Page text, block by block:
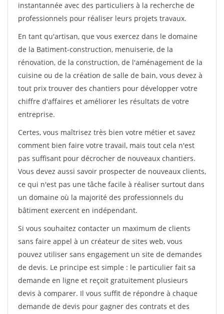
instantannée avec des particuliers à la recherche de
professionnels pour réaliser leurs projets travaux.
En tant qu'artisan, que vous exercez dans le domaine
de la Batiment-construction, menuiserie, de la
rénovation, de la construction, de l'aménagement de la
cuisine ou de la création de salle de bain, vous devez à
tout prix trouver des chantiers pour développer votre
chiffre d'affaires et améliorer les résultats de votre
entreprise.
Certes, vous maîtrisez très bien votre métier et savez
comment bien faire votre travail, mais tout cela n'est
pas suffisant pour décrocher de nouveaux chantiers.
Vous devez aussi savoir prospecter de nouveaux clients,
ce qui n'est pas une tâche facile à réaliser surtout dans
un domaine où la majorité des professionnels du
bâtiment exercent en indépendant.
Si vous souhaitez contacter un maximum de clients
sans faire appel à un créateur de sites web, vous
pouvez utiliser sans engagement un site de demandes
de devis. Le principe est simple : le particulier fait sa
demande en ligne et reçoit gratuitement plusieurs
devis à comparer. Il vous suffit de répondre à chaque
demande de devis pour gagner des contrats et des